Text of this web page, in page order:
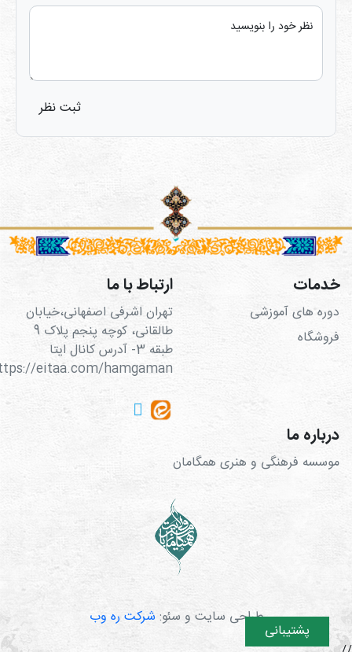
نظر خود را بنویسید
ثبت نظر
خدمات
دوره های آموزشی
فروشگاه
ارتباط با ما
تهران اشرفی اصفهانی،خیابان
طالقانی، کوچه پنجم پلاک 9
طبقه 3- آدرس کانال ایتا
https://eitaa.com/hamgaman
درباره ما
موسسه فرهنگی و هنری همگامان
طراحی سایت و سئو:شرکت ره وب
پشتیبانی